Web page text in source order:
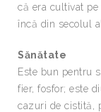
că era cultivat pe
încă din secolul
Sănătate
Este bun pentru
fier, fosfor; este
cazuri de cistită,